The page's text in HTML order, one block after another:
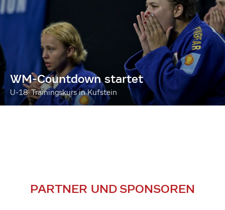
WM-Countdown startet
U-18: Trainingskurs in Kufstein
PARTNER UND SPONSOREN